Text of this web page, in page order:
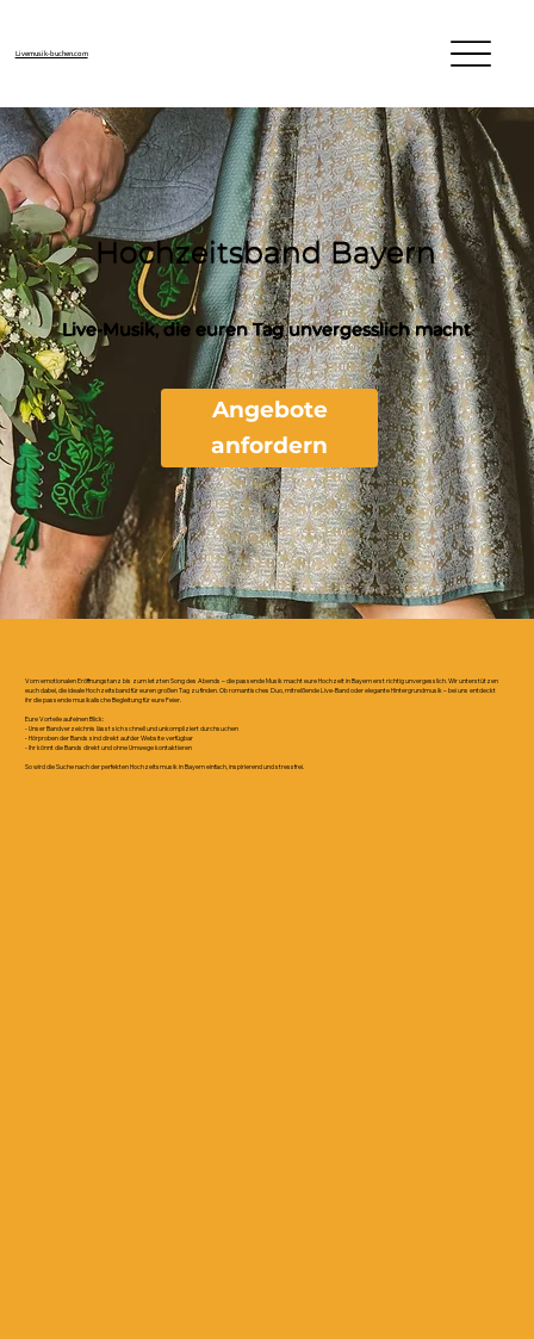
Livemusik-buchen.com
Hochzeitsband Bayern
Live-Musik, die euren Tag unvergesslich macht
Angebote
anfordern
Vom emotionalen Eröffnungstanz bis zum letzten Song des Abends – die passende Musik macht eure Hochzeit in Bayern erst richtig unvergesslich. Wir unterstützen
euch dabei, die ideale Hochzeitsband für euren großen Tag zu finden. Ob romantisches Duo, mitreißende Live-Band oder elegante Hintergrundmusik – bei uns entdeckt
ihr die passende musikalische Begleitung für eure Feier.
Eure Vorteile auf einen Blick:
- Unser Bandverzeichnis lässt sich schnell und unkompliziert durchsuchen
- Hörproben der Bands sind direkt auf der Website verfügbar
- Ihr könnt die Bands direkt und ohne Umwege kontaktieren
So wird die Suche nach der perfekten Hochzeitsmusik in Bayern einfach, inspirierend und stressfrei.